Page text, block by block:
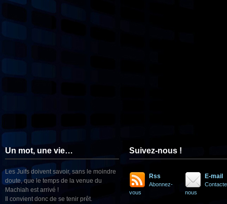
Un mot, une vie…
Les Juifs doivent savoir, sans le moindre
doute, que le temps de la venue du
Machiah est arrivé !
Il convient donc de se tenir prêt.
Suivez-nous !
Rss
Abonnez-
vous
E-mail
nous